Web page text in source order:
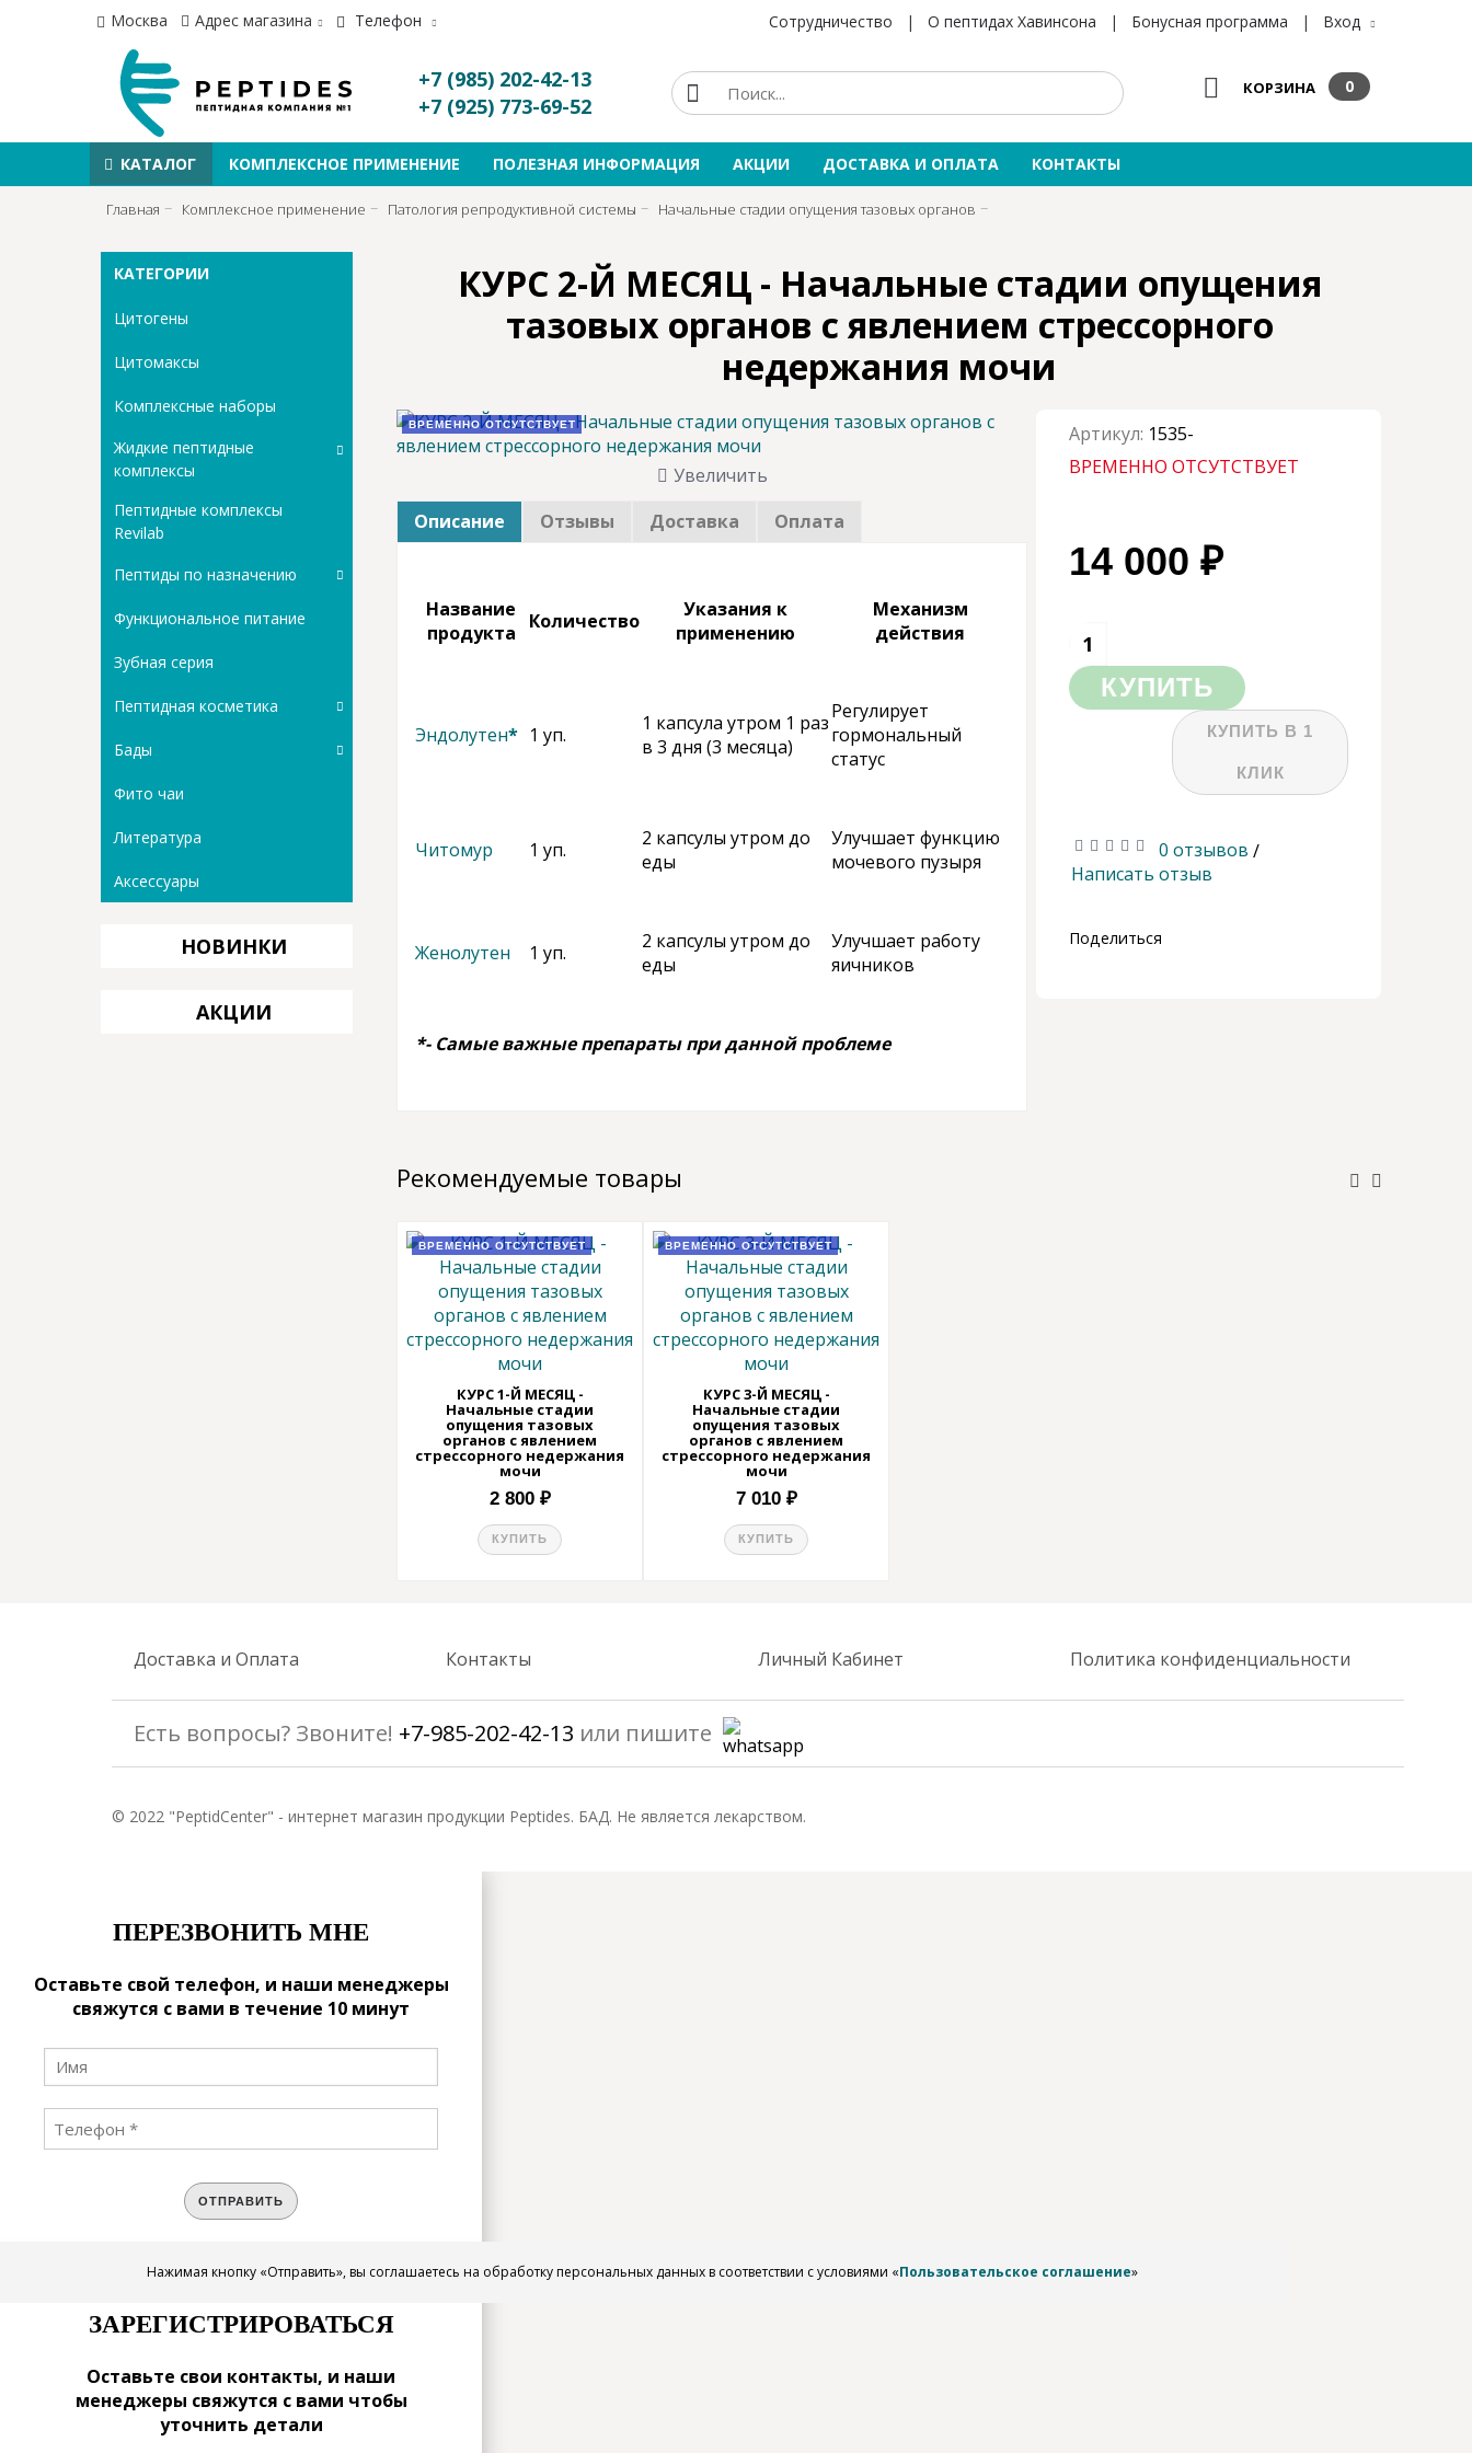
Москва Адрес магазина Телефон Сотрудничество | О пептидах Хавинсона | Бонусная программа | Вход
+7 (985) 202-42-13
+7 (925) 773-69-52
КАТАЛОГ КОМПЛЕКСНОЕ ПРИМЕНЕНИЕ ПОЛЕЗНАЯ ИНФОРМАЦИЯ АКЦИИ ДОСТАВКА И ОПЛАТА КОНТАКТЫ
КОРЗИНА 0
Главная Комплексное применение Патология репродуктивной системы Начальные стадии опущения тазовых органов
КАТЕГОРИИ
Цитогены
Цитомаксы
Комплексные наборы
Жидкие пептидные
комплексы
Пептидные комплексы
Revilab
Пептиды по назначению
Функциональное питание
Зубная серия
Пептидная косметика
Бады
Фито чаи
Литература
Аксессуары
НОВИНКИ
АКЦИИ
КУРС 2-Й МЕСЯЦ - Начальные стадии опущения
тазовых органов с явлением стрессорного
недержания мочи
ВРЕМЕННО ОТСУТСТВУЕТ
Увеличить
Описание
Отзывы Доставка Оплата
Название
продукта
Количество
Указания к
применению
Механизм
действия
Эндолутен* 1 уп.
1 капсула утром 1 раз
в 3 дня (3 месяца)
Регулирует
гормональный
статус
Читомур 1 уп.
2 капсулы утром до
еды
Улучшает функцию
мочевого пузыря
Женолутен 1 уп.
2 капсулы утром до
еды
Улучшает работу
яичников
*- Самые важные препараты при данной проблеме
Артикул: 1535-
ВРЕМЕННО ОТСУТСТВУЕТ
14 000 ₽
КУПИТЬ
КУПИТЬ В 1
КЛИК
0 отзывов /
Написать отзыв
Поделиться
Рекомендуемые товары
ВРЕМЕННО ОТСУТСТВУЕТ
КУРС 1-Й МЕСЯЦ -
Начальные стадии
опущения тазовых
органов с явлением
стрессорного недержания
мочи
2 800 ₽
КУПИТЬ
ВРЕМЕННО ОТСУТСТВУЕТ
КУРС 3-Й МЕСЯЦ -
Начальные стадии
опущения тазовых
органов с явлением
стрессорного недержания
мочи
7 010 ₽
КУПИТЬ
Доставка и Оплата Контакты Личный Кабинет Политика конфиденциальности
Есть вопросы? Звоните! +7-985-202-42-13 или пишите
© 2022 "PeptidCenter" - интернет магазин продукции Peptides. БАД. Не является лекарством.
ПЕРЕЗВОНИТЬ МНЕ
Оставьте свой телефон, и наши менеджеры
свяжутся с вами в течение 10 минут
ОТПРАВИТЬ
Нажимая кнопку «Отправить», вы соглашаетесь на обработку персональных данных в соответствии с условиями «Пользовательское соглашение»
ЗАРЕГИСТРИРОВАТЬСЯ
Оставьте свои контакты, и наши
менеджеры свяжутся с вами чтобы
уточнить детали